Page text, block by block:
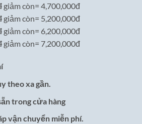
giảm còn= 4,700,000đ
giảm còn= 5,200,000đ
giảm còn= 6,200,000đ
giảm còn= 7,200,000đ
theo xa gần.
trong cửa hàng
vận chuyển miễn phí.